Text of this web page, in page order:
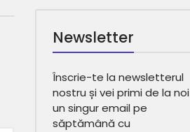
Newsletter
Înscrie-te la newsletterul
nostru și vei primi de la noi
un singur email pe
săptămână cu